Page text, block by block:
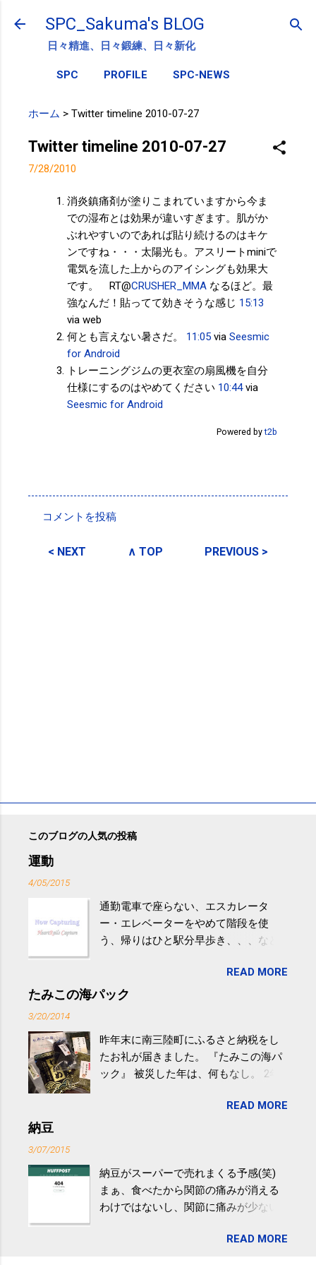
スキップしてメイン コンテンツに移動
SPC_Sakuma's BLOG
日々精進、日々鍛練、日々新化
SPC PROFILE SPC-NEWS
ホーム > Twitter timeline 2010-07-27
Twitter timeline 2010-07-27
7/28/2010
消炎鎮痛剤が塗りこまれていますから今ま
での湿布とは効果が違いすぎます。肌がか
ぶれやすいのであれば貼り続けるのはキケ
ンですね・・・太陽光も。アスリートminiで
電気を流した上からのアイシングも効果大
です。 RT@CRUSHER_MMA なるほど。最
強なんだ！貼ってて効きそうな感じ 15:13
via web
何とも言えない暑さだ。
11:05 via Seesmic
for Android
トレーニングジムの更衣室の扇風機を自分
仕様にするのはやめてください 10:44 via
Seesmic for Android
Powered byt2b
メ
コメントを投稿
< NEXT ∧ TOP PREVIOUS >
このブログの人気の投稿
運動
4/05/2015
通勤電車で座らない、エスカレータ
ー・エレベーターをやめて階段を使
う、帰りはひと駅分早歩き、、、など
やすい。 スポーツウェア・シューズで
するものだけが運動ではない。 食べ
けると改善する、との結果を筑波大の
研究チームが発表した。改善が期待で
きるのは、過度の飲酒が原因ではない
減らなくても効果があるという。 正田
波大「減量しなくても効果」 - ニュー
ス - アピタル（医療・健康）
READ MORE
たみこの海パック
3/20/2014
昨年末に南三陸町にふるさと納税をし
たお礼が届きました。 『たみこの海パ
ック』 被災した年は、何もなし。 2年
が『たみこの海パック』。 ボランティ
全く考えていなかったので、貰えると
少しづつ復興してる感が伝わってきて
嬉しいです。 あと、ふるさと納税が節
ですが、節税になるほど稼げていない
READ MORE
納豆
3/07/2015
納豆がスーパーで売れまくる予感(笑)
まぁ、食べたから関節の痛みが消える
わけではないし、関節に痛みが少ない
ど。。 「関節の老化」は、「コンドロ
READ MORE